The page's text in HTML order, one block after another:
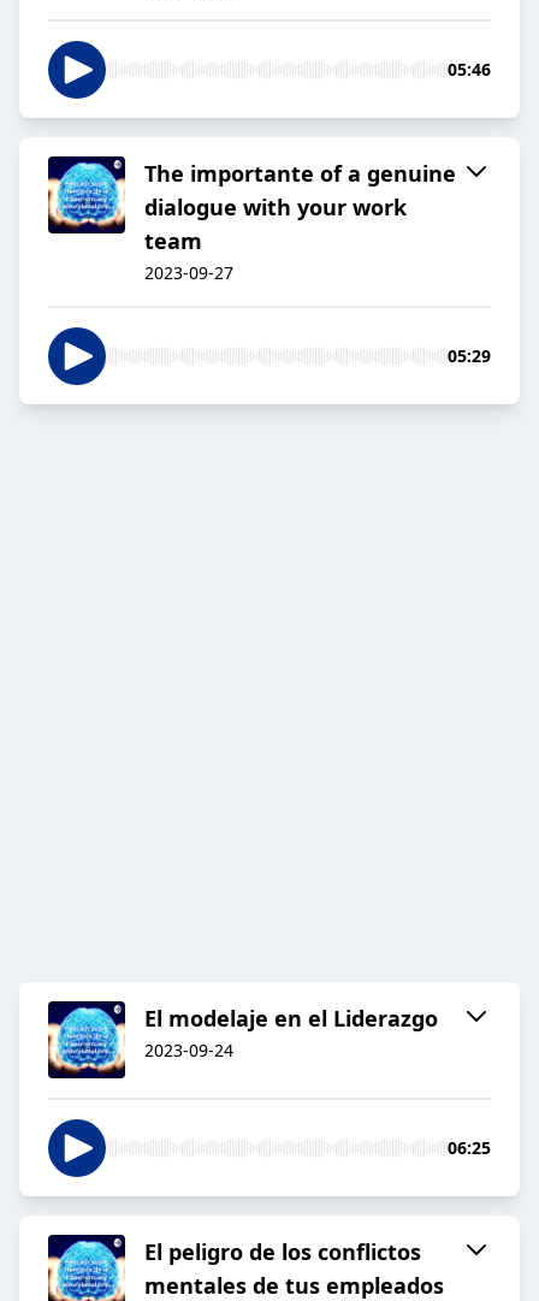
05:46
The importante of a genuine
dialogue with your work
team
2023-09-27
05:29
El modelaje en el Liderazgo
2023-09-24
06:25
El peligro de los conflictos
mentales de tus empleados